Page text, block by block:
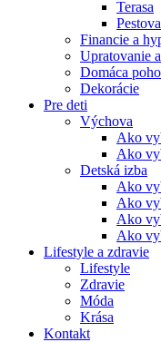
Terasa
Financie a
Upratovanie
Domáca
Dekorácie
Pre deti
Výchova
Ako
Ako
Detská izba
Ako
Ako
Ako
Ako
Lifestyle a zdravie
Lifestyle
Zdravie
Móda
Krása
Kontakt